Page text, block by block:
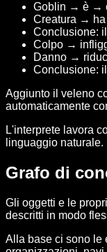
Goblin → è →
Creatura →
Conclusione:
Colpo →
Danno →
Conclusione:
Aggiunto il veleno
automaticamente
L'interprete lavora
linguaggio naturale.
Grafo di
Gli oggetti e le
descritti in modo
Alla base ci sono le